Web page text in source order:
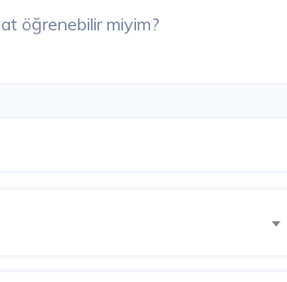
öğrenebilir miyim?